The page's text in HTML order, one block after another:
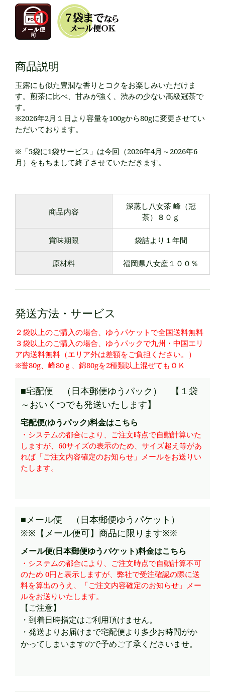
商品説明
玉露にも似た豊潤な香りとコクをお楽しみいただけま
す。煎茶に比べ、甘みが強く、渋みの少ない高級冠茶で
す。
※2026年2月１日より容量を100gから80gに変更させてい
ただいております。
※「5袋に1袋サービス」は今回（2026年4月～2026年6
月）をもちまして終了させていただきます。
商品内容
深蒸し八女茶 峰（冠
茶）８０ｇ
賞味期限 袋詰より１年間
原材料 福岡県八女産１００％
発送方法・サービス
２袋以上のご購入の場合、ゆうパケットで全国送料無料
３袋以上のご購入の場合、ゆうパックで九州・中国エリ
ア内送料無料（エリア外は差額をご負担ください。）
※誉80g、峰80ｇ、錦80gを2種類以上混ぜてもＯＫ
■宅配便 （日本郵便ゆうパック） 【１袋
～おいくつでも発送いたします】
宅配便(ゆうパック)料金はこちら
・システムの都合により、ご注文時点で自動計算いた
しますが、60サイズの表示のため、サイズ超え等があ
れば「ご注文内容確定のお知らせ」メールをお送りい
たします。
■メール便 （日本郵便ゆうパケット）
※※【メール便可】商品に限ります※※
メール便(日本郵便ゆうパケット)料金はこちら
・システムの都合により、ご注文時点で自動計算不可
のため 0円と表示しますが、弊社で受注確認の際に送
料を算出のうえ、「ご注文内容確定のお知らせ」メー
ルをお送りいたします。
【ご注意】
・到着日時指定はご利用頂けません。
・発送よりお届けまで宅配便より多少お時間がか
かってしまいますので予めご了承くださいませ。